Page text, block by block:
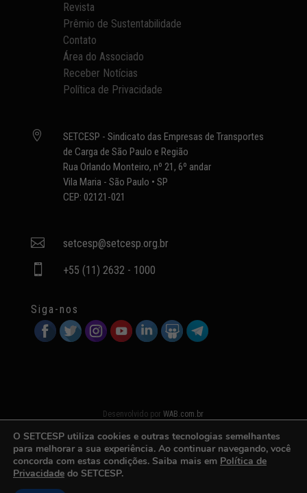
Revista
Prêmio de Sustentabilidade
Contato
Área do Associado
Receber Notícias
Política de Privacidade

SETCESP - Sindicato das Empresas de Transportes
de Carga de São Paulo e Região
Rua Orlando Monteiro, nº 21, 6º andar
Vila Maria - São Paulo • SP
CEP: 02121-021
 setcesp@setcesp.org.br
 +55 (11) 2632 - 1000
Siga-nos
Desenvolvido porWAB.com.br
O SETCESP utiliza cookies e outras tecnologias semelhantes
para melhorar a sua experiência. Ao continuar navegando, você
concorda com estas condições. Saiba mais em Política de
Privacidade do SETCESP.